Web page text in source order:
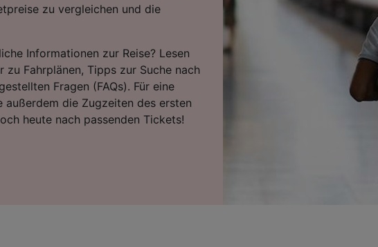
zu vergleichen und die
Informationen zur Reise? Lesen
zu Fahrplänen, Tipps zur Suche nach
Fragen (FAQs). Für eine
außerdem die Zugzeiten des ersten
heute nach passenden Tickets!